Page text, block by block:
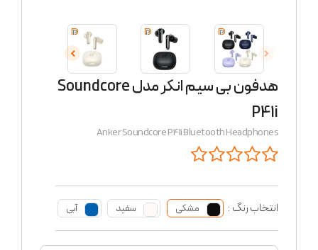
هدفون بی سیم انکر مدل Soundcore
P41i
Anker Soundcore P41i Bluetooth Headphones
انتخاب رنگ : مشکی سفید آبی